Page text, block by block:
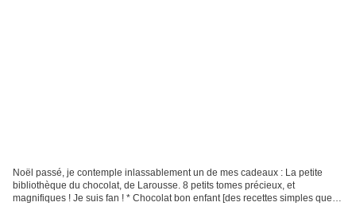
Noël passé, je contemple inlassablement un de mes cadeaux : La petite
bibliothèque du chocolat, de Larousse. 8 petits tomes précieux, et
magnifiques ! Je suis fan ! * Chocolat bon enfant [des recettes simples que